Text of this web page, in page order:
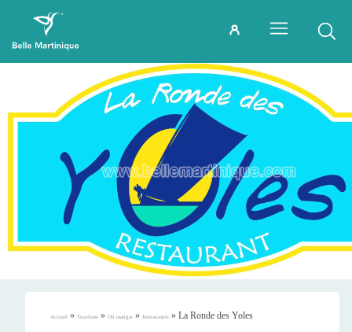
Accueil » Tourisme » Où manger » Restaurants » La Ronde des Yoles